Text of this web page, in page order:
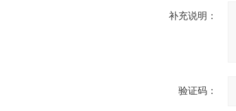
补充说明：
验证码：